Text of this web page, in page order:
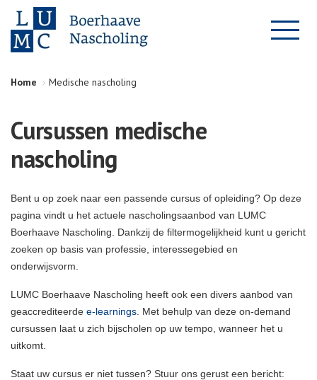
Home Medische nascholing
Cursussen medische
nascholing
Bent u op zoek naar een passende cursus of opleiding? Op deze
pagina vindt u het actuele nascholingsaanbod van LUMC
Boerhaave Nascholing. Dankzij de filtermogelijkheid kunt u gericht
zoeken op basis van professie, interessegebied en
onderwijsvorm.
LUMC Boerhaave Nascholing heeft ook een divers aanbod van
geaccrediteerde e-learnings . Met behulp van deze on-demand
cursussen laat u zich bijscholen op uw tempo, wanneer het u
uitkomt.
Staat uw cursus er niet tussen? Stuur ons gerust een bericht: